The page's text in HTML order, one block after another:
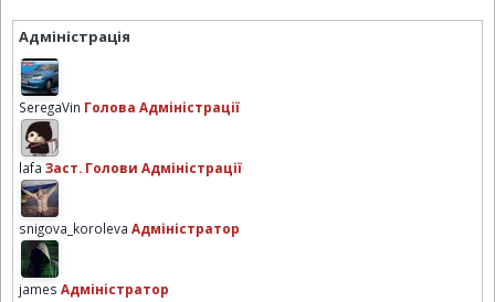
Адміністрація
SeregaVin Голова Адміністрації
lafa Заст. Голови Адміністрації
snigova_koroleva Адміністратор
james Адміністратор